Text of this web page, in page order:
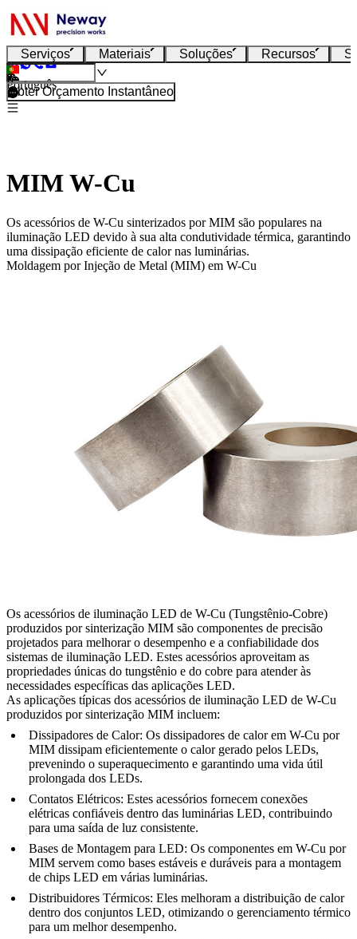
Serviços Materiais Soluções Recursos
Português
Obter Orçamento Instantâneo
MIM W-Cu
Os acessórios de W-Cu sinterizados por MIM são populares na
iluminação LED devido à sua alta condutividade térmica, garantindo
uma dissipação eficiente de calor nas luminárias.
Moldagem por Injeção de Metal (MIM) em W-Cu
Os acessórios de iluminação LED de W-Cu (Tungstênio-Cobre)
produzidos por sinterização MIM são componentes de precisão
projetados para melhorar o desempenho e a confiabilidade dos
sistemas de iluminação LED. Estes acessórios aproveitam as
propriedades únicas do tungstênio e do cobre para atender às
necessidades específicas das aplicações LED.
As aplicações típicas dos acessórios de iluminação LED de W-Cu
produzidos por sinterização MIM incluem:
Dissipadores de Calor: Os dissipadores de calor em W-Cu por
MIM dissipam eficientemente o calor gerado pelos LEDs,
prevenindo o superaquecimento e garantindo uma vida útil
prolongada dos LEDs.
Contatos Elétricos: Estes acessórios fornecem conexões
elétricas confiáveis dentro das luminárias LED, contribuindo
para uma saída de luz consistente.
Bases de Montagem para LED: Os componentes em W-Cu por
MIM servem como bases estáveis e duráveis para a montagem
de chips LED em várias luminárias.
Distribuidores Térmicos: Eles melhoram a distribuição de calor
dentro dos conjuntos LED, otimizando o gerenciamento térmico
para um melhor desempenho.